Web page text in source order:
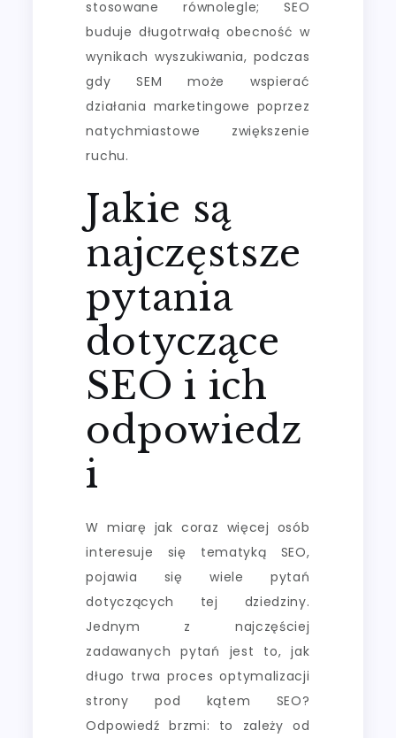
stosowane równolegle; SEO
buduje długotrwałą obecność w
wynikach wyszukiwania, podczas
gdy SEM może wspierać
działania marketingowe poprzez
natychmiastowe zwiększenie
ruchu.
Jakie są
najczęstsze
pytania
dotyczące
SEO i ich
odpowiedz
i
W miarę jak coraz więcej osób
interesuje się tematyką SEO,
pojawia się wiele pytań
dotyczących tej dziedziny.
Jednym z najczęściej
zadawanych pytań jest to, jak
długo trwa proces optymalizacji
strony pod kątem SEO?
Odpowiedź brzmi: to zależy od